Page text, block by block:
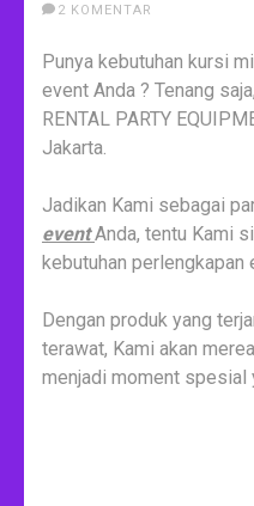
2 KOMENTAR
Punya kebutuhan kursi
event Anda ? Tenang
RENTAL PARTY
Jakarta.
Jadikan Kami sebagai
eventAnda, tentu Kami
kebutuhan perlengkapan
Dengan produk yang
terawat, Kami akan
menjadi moment spesial